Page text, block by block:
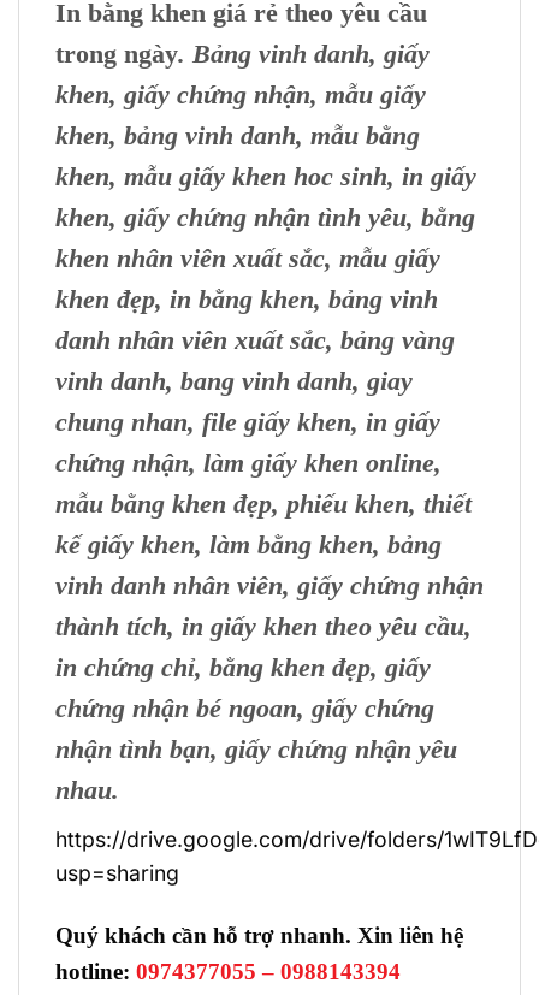
In bằng khen giá rẻ theo yêu cầu
trong ngày. Bảng vinh danh, giấy
khen, giấy chứng nhận, mẫu giấy
khen, bảng vinh danh, mẫu bằng
khen, mẫu giấy khen hoc sinh, in giấy
khen, giấy chứng nhận tình yêu, bằng
khen nhân viên xuất sắc, mẫu giấy
khen đẹp, in bằng khen, bảng vinh
danh nhân viên xuất sắc, bảng vàng
vinh danh, bang vinh danh, giay
chung nhan, file giấy khen, in giấy
chứng nhận, làm giấy khen online,
mẫu bằng khen đẹp, phiếu khen, thiết
kế giấy khen, làm bằng khen, bảng
vinh danh nhân viên, giấy chứng nhận
thành tích, in giấy khen theo yêu cầu,
in chứng chỉ, bằng khen đẹp, giấy
chứng nhận bé ngoan, giấy chứng
nhận tình bạn, giấy chứng nhận yêu
nhau.
https://drive.google.com/drive/folders/
usp=sharing
Quý khách cần hỗ trợ nhanh. Xin liên hệ
hotline: 0974377055 – 0988143394